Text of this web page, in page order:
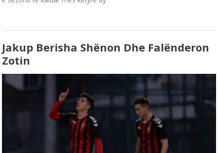
Jakup Berisha Shënon Dhe Falënderon
Zotin